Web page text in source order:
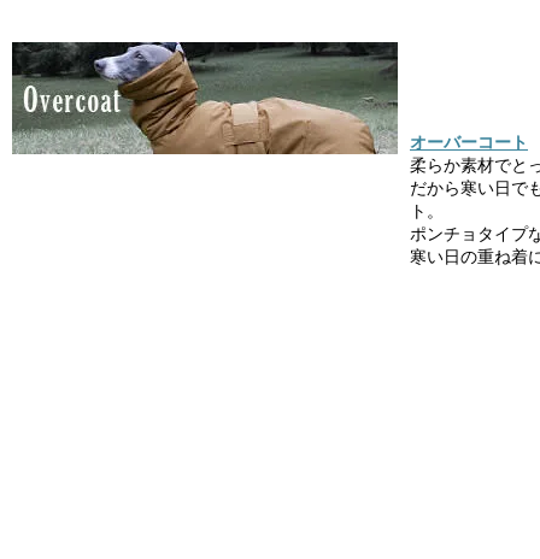
オーバーコート
柔らか素材でと
だから寒い日で
ト。
ポンチョタイプ
寒い日の重ね着